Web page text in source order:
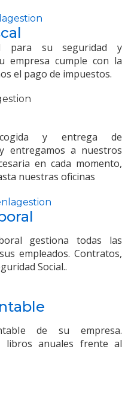
para su seguridad y
empresa cumple con la
el pago de impuestos.
y entrega de
entregamos a nuestros
en cada momento,
nuestras oficinas
gestiona todas las
empleados. Contratos,
Social..
de su empresa.
libros anuales frente al